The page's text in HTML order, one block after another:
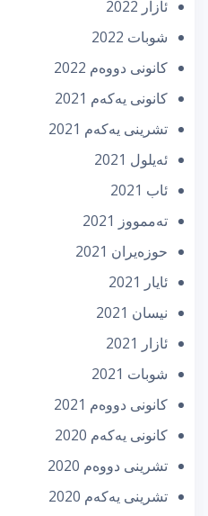
ئازار 2022
شوبات 2022
كانونی دووه‌م 2022
كانونی یه‌كه‌م 2021
تشرینی یه‌كه‌م 2021
ئه‌یلول 2021
ئاب 2021
تەممووز 2021
حوزه‌یران 2021
ئایار 2021
نیسان 2021
ئازار 2021
شوبات 2021
كانونی دووه‌م 2021
كانونی یه‌كه‌م 2020
تشرینی دووه‌م 2020
تشرینی یه‌كه‌م 2020